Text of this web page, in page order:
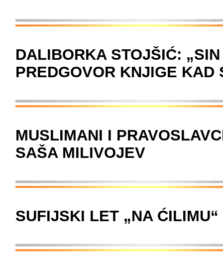
DALIBORKA STOJŠIĆ:
PREDGOVOR KNJIGE KAD
MUSLIMANI I
SAŠA MILIVOJEV
SUFIJSKI LET „NA